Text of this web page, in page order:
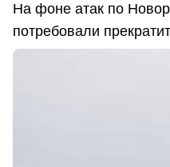
На фоне атак по
потребовали